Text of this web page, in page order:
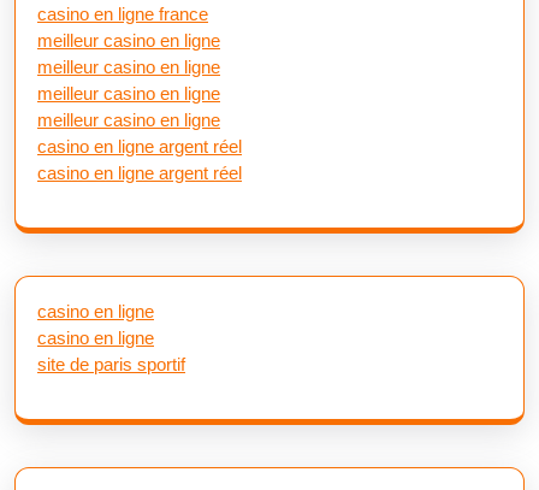
casino en ligne france
meilleur casino en ligne
meilleur casino en ligne
meilleur casino en ligne
meilleur casino en ligne
casino en ligne argent réel
casino en ligne argent réel
casino en ligne
casino en ligne
site de paris sportif